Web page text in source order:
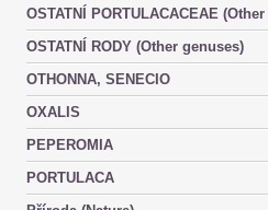
OSTATNÍ PORTULACACEAE
OSTATNÍ RODY (Other genuses)
OTHONNA, SENECIO
OXALIS
PEPEROMIA
PORTULACA